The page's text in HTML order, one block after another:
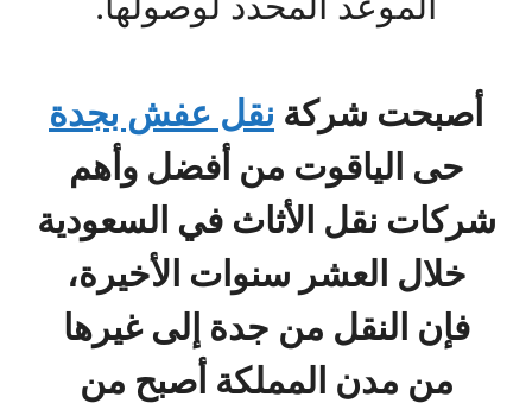
أصبحت شركة نقل عفش بجدة
حى الياقوت من أفضل وأهم
شركات نقل الأثاث في السعودية
خلال العشر سنوات الأخيرة،
فإن النقل من جدة إلى غيرها
من مدن المملكة أصبح من